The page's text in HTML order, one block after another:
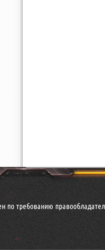
по требованию